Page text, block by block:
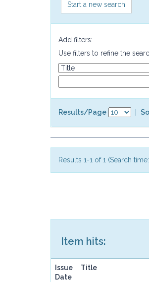
Start a new search
Add filters:
Use filters to refine the
Results/Page
Results 1-1 of 1 (Search
Item hits:
Issue
Date
Title